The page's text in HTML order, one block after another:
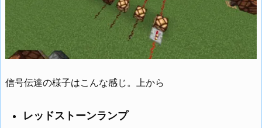
信号伝達の様子はこんな感じ。上から
レッドストーンランプ